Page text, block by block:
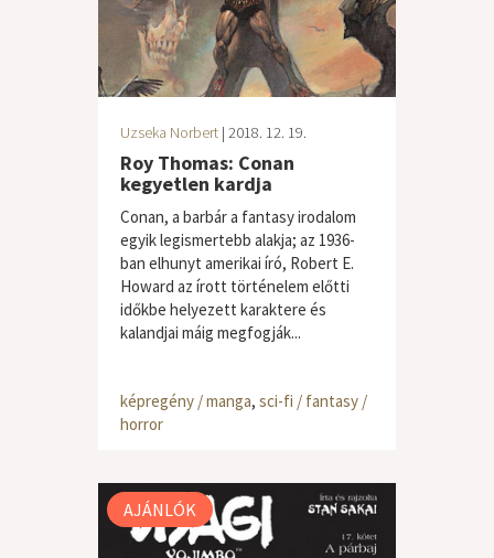
Uzseka Norbert | 2018. 12. 19.
Roy Thomas: Conan
kegyetlen kardja
Conan, a barbár a fantasy irodalom
egyik legismertebb alakja; az 1936-
ban elhunyt amerikai író, Robert E.
Howard az írott történelem előtti
időkbe helyezett karaktere és
kalandjai máig megfogják...
képregény / manga, sci-fi / fantasy /
horror
AJÁNLÓK